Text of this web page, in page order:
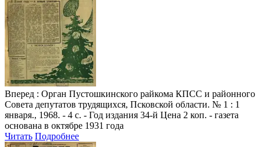
Вперед : Орган Пустошкинского райкома КПСС и районного
Совета депутатов трудящихся, Псковской области. № 1 : 1
января., 1968. - 4 с. - Год издания 34-й Цена 2 коп. - газета
основана в октябре 1931 года
Читать Подробнее